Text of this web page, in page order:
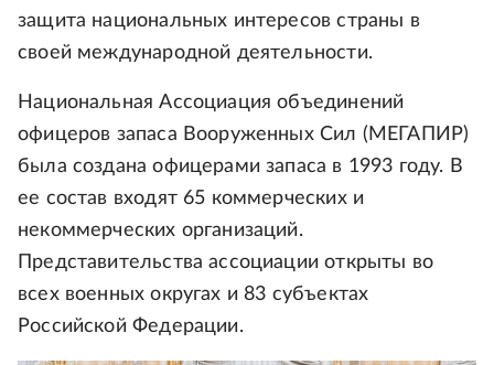
защита национальных интересов страны в
своей международной деятельности.
Национальная Ассоциация объединений
офицеров запаса Вооруженных Сил (МЕГАПИР)
была создана офицерами запаса в 1993 году. В
ее состав входят 65 коммерческих и
некоммерческих организаций.
Представительства ассоциации открыты во
всех военных округах и 83 субъектах
Российской Федерации.